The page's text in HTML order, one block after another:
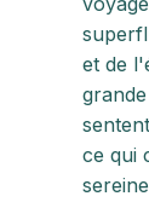
et de
ce qui